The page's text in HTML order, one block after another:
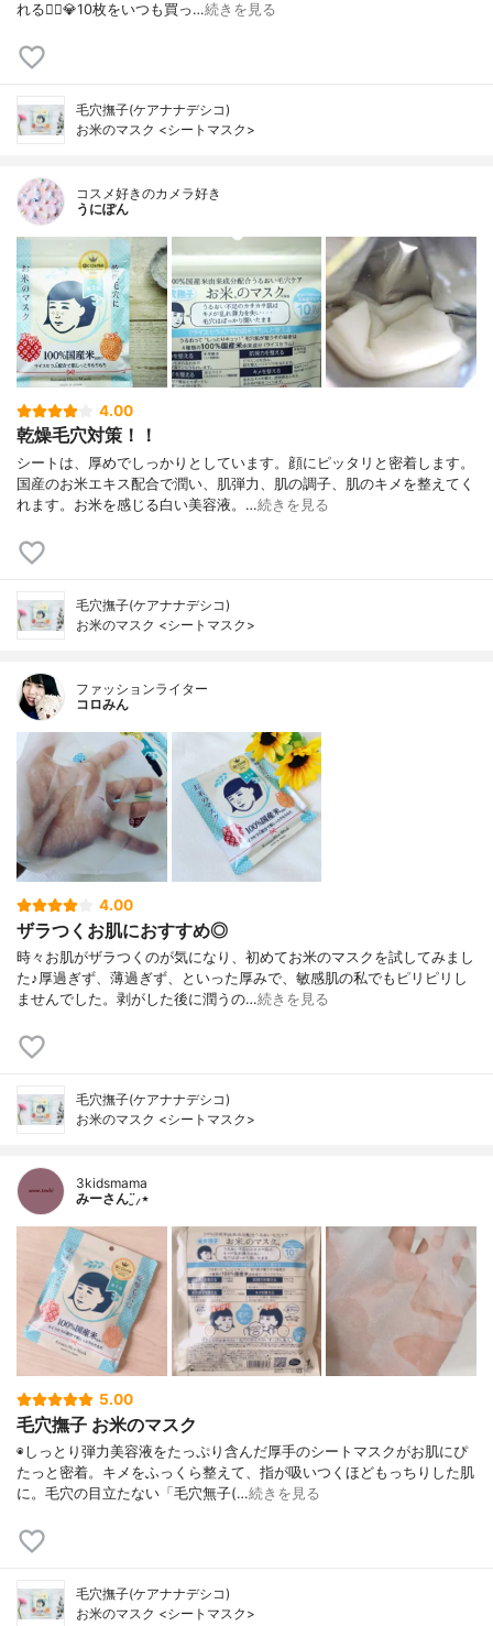
れる🙆‍♀️💎10枚をいつも買っ…続きを見る
毛穴撫子(ケアナナデシコ)
お米のマスク <シートマスク>
コスメ好きのカメラ好き
うにぽん
4.00
乾燥毛穴対策！！
シートは、厚めでしっかりとしています。顔にピッタリと密着します。
国産のお米エキス配合で潤い、肌弾力、肌の調子、肌のキメを整えてく
れます。お米を感じる白い美容液。…続きを見る
毛穴撫子(ケアナナデシコ)
お米のマスク <シートマスク>
ファッションライター
コロみん
4.00
ザラつくお肌におすすめ◎
時々お肌がザラつくのが気になり、初めてお米のマスクを試してみまし
た♪厚過ぎず、薄過ぎず、といった厚みで、敏感肌の私でもピリピリし
ませんでした。剥がした後に潤うの…続きを見る
毛穴撫子(ケアナナデシコ)
お米のマスク <シートマスク>
3kidsmama
みーさん¨̮⸝⋆
5.00
毛穴撫子 お米のマスク
◉しっとり弾力美容液をたっぷり含んだ厚手のシートマスクがお肌にぴ
たっと密着。キメをふっくら整えて、指が吸いつくほどもっちりした肌
に。毛穴の目立たない「毛穴無子(…続きを見る
毛穴撫子(ケアナナデシコ)
お米のマスク <シートマスク>